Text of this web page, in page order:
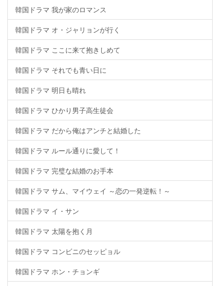
韓国ドラマ 我が家のロマンス
韓国ドラマ オ・ジャリョンが行く
韓国ドラマ ここに来て抱きしめて
韓国ドラマ それでも青い日に
韓国ドラマ 明日も晴れ
韓国ドラマ ひかり男子高生徒会
韓国ドラマ だから俺はアンチと結婚した
韓国ドラマ ルール通りに愛して！
韓国ドラマ 完璧な結婚のお手本
韓国ドラマ サム、マイウェイ ～恋の一発逆転！～
韓国ドラマ イ・サン
韓国ドラマ 太陽を抱く月
韓国ドラマ コンビニのセッピョル
韓国ドラマ ホン・チョンギ